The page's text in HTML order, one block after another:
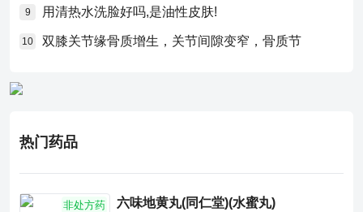
9 用清热水洗脸好吗,是油性皮肤!
10 双膝关节缘骨质增生，关节间隙变窄，骨质节
热门药品
非处方药 六味地黄丸(同仁堂)(水蜜丸)